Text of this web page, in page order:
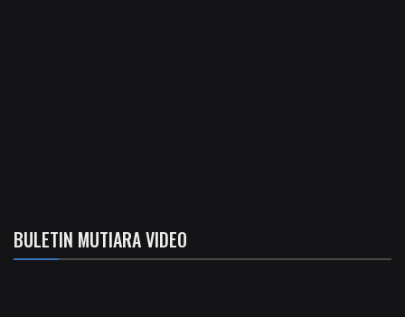
BULETIN MUTIARA VIDEO